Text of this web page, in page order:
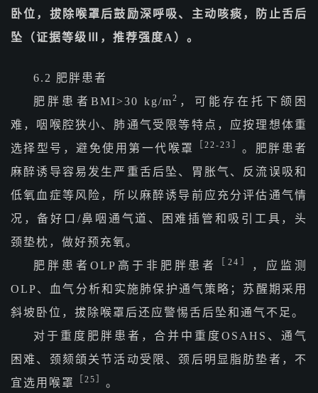
卧位，拔除喉罩后鼓励深呼吸、主动咳痰，防止舌后
坠（证据等级Ⅲ，推荐强度A）。
6.2 肥胖患者
肥胖患者BMI>30 kg/m2 ，可能存在托下颌困
难，咽喉腔狭小、肺通气受限等特点，应按理想体重
选择型号，避免使用第一代喉罩
［22-23］ 。肥胖患者
麻醉诱导容易发生严重舌后坠、胃胀气、反流误吸和
低氧血症等风险，所以麻醉诱导前应充分评估通气情
况，备好口/鼻咽通气道、困难插管和吸引工具，头
颈垫枕，做好预充氧。
肥胖患者OLP高于非肥胖患者
［24］
，应监测
OLP、血气分析和实施肺保护通气策略；苏醒期采用
斜坡卧位，拔除喉罩后还应警惕舌后坠和通气不足。
对于重度肥胖患者，合并中重度OSAHS、通气
困难、颈颏頜关节活动受限、颈后明显脂肪垫者，不
宜选用喉罩
［25］ 。